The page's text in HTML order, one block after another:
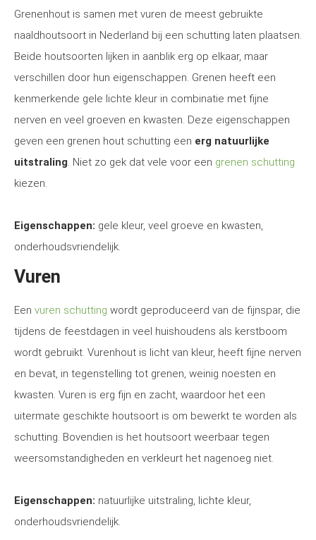
Grenenhout is samen met vuren de meest gebruikte
naaldhoutsoort in Nederland bij een schutting laten plaatsen.
Beide houtsoorten lijken in aanblik erg op elkaar, maar
verschillen door hun eigenschappen. Grenen heeft een
kenmerkende gele lichte kleur in combinatie met fijne
nerven en veel groeven en kwasten. Deze eigenschappen
geven een grenen hout schutting een erg natuurlijke
uitstraling. Niet zo gek dat vele voor een grenen schutting
kiezen.
Eigenschappen: gele kleur, veel groeve en kwasten,
onderhoudsvriendelijk.
Vuren
Een vuren schutting wordt geproduceerd van de fijnspar, die
tijdens de feestdagen in veel huishoudens als kerstboom
wordt gebruikt. Vurenhout is licht van kleur, heeft fijne nerven
en bevat, in tegenstelling tot grenen, weinig noesten en
kwasten. Vuren is erg fijn en zacht, waardoor het een
uitermate geschikte houtsoort is om bewerkt te worden als
schutting. Bovendien is het houtsoort weerbaar tegen
weersomstandigheden en verkleurt het nagenoeg niet.
Eigenschappen: natuurlijke uitstraling, lichte kleur,
onderhoudsvriendelijk.